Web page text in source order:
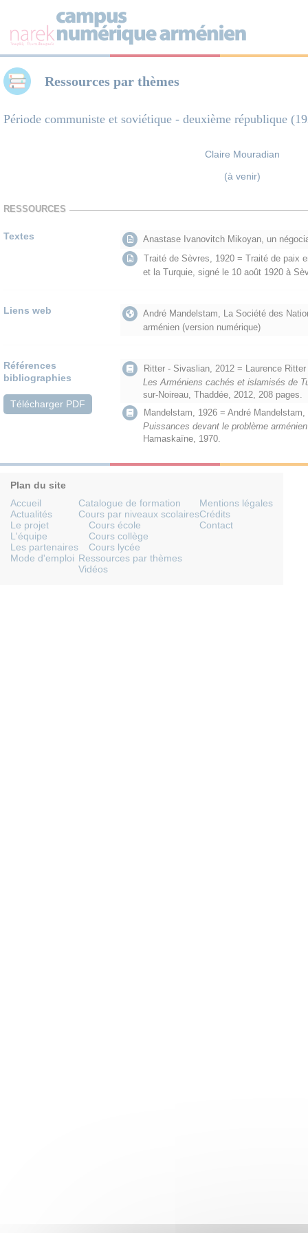
Ressources par thèmes
Période communiste et soviétique - deuxième république
Claire Mouradian
(à venir)
RESSOURCES
Textes
Anastase Ivanovitch Mikoyan, un
Traité de Sèvres, 1920 = Traité de paix
et la Turquie, signé le 10 août 1920 à
Liens web
André Mandelstam, La Société des
arménien (version numérique)
Références
bibliographies
Télécharger PDF
Ritter - Sivaslian, 2012 = Laurence
Les Arméniens cachés et islamisés de
sur-Noireau, Thaddée, 2012, 208 pages.
Mandelstam, 1926 = André Mandelstam,
Puissances devant le problème arménien
Hamaskaïne, 1970.
Plan du site
Accueil
Actualités
Le projet
L'équipe
Les partenaires
Mode d'emploi
Catalogue de formation
Cours par niveaux scolaires
Cours école
Cours collège
Cours lycée
Ressources par thèmes
Vidéos
Mentions légales
Crédits
Contact